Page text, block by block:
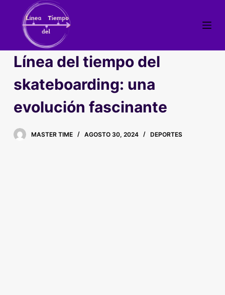
t
a
o
Línea del tiempo del
skateboarding: una
evolución fascinante
MASTER TIME AGOSTO 30, 2024 DEPORTES